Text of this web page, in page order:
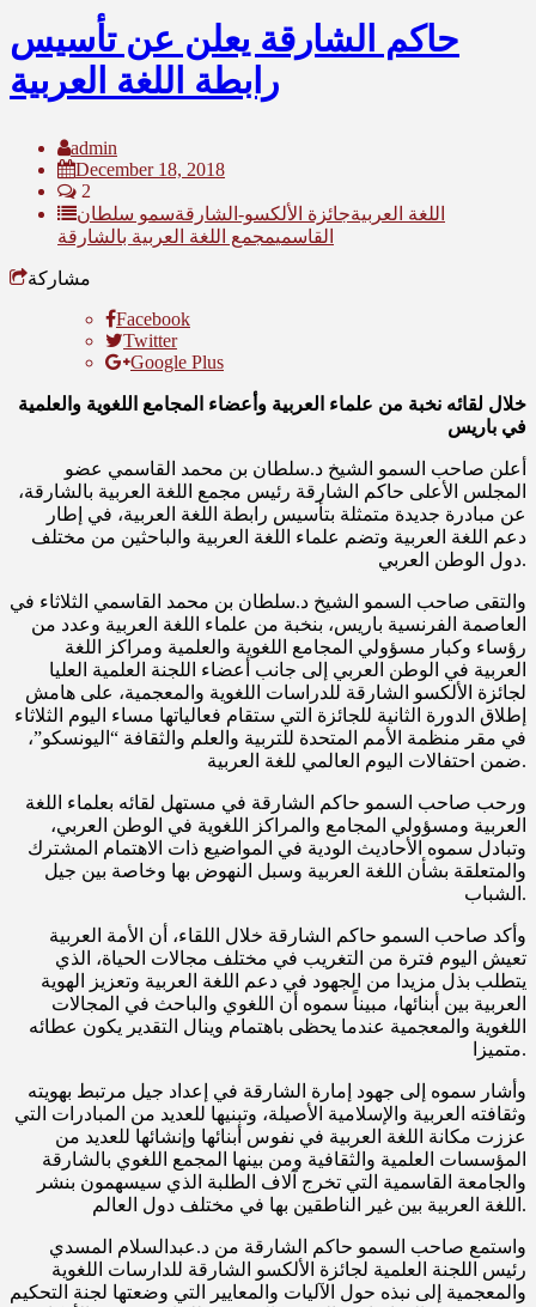
حاكم الشارقة يعلن عن تأسيس
رابطة اللغة العربية
admin
December 18, 2018
2
اللغة العربيةجائزة الألكسو-الشارقةسمو سلطان
القاسميمجمع اللغة العربية بالشارقة
مشاركة
Facebook
Twitter
Google Plus
خلال لقائه نخبة من علماء العربية وأعضاء المجامع اللغوية والعلمية
في باريس
أعلن صاحب السمو الشيخ د.سلطان بن محمد القاسمي عضو
المجلس الأعلى حاكم الشارقة رئيس مجمع اللغة العربية بالشارقة،
عن مبادرة جديدة متمثلة بتأسيس رابطة اللغة العربية، في إطار
دعم اللغة العربية وتضم علماء اللغة العربية والباحثين من مختلف
دول الوطن العربي.
والتقى صاحب السمو الشيخ د.سلطان بن محمد القاسمي الثلاثاء في
العاصمة الفرنسية باريس، بنخبة من علماء اللغة العربية وعدد من
رؤساء وكبار مسؤولي المجامع اللغوية والعلمية ومراكز اللغة
العربية في الوطن العربي إلى جانب أعضاء اللجنة العلمية العليا
لجائزة الألكسو الشارقة للدراسات اللغوية والمعجمية، على هامش
إطلاق الدورة الثانية للجائزة التي ستقام فعالياتها مساء اليوم الثلاثاء
في مقر منظمة الأمم المتحدة للتربية والعلم والثقافة “اليونسكو”،
ضمن احتفالات اليوم العالمي للغة العربية.
ورحب صاحب السمو حاكم الشارقة في مستهل لقائه بعلماء اللغة
العربية ومسؤولي المجامع والمراكز اللغوية في الوطن العربي،
وتبادل سموه الأحاديث الودية في المواضيع ذات الاهتمام المشترك
والمتعلقة بشأن اللغة العربية وسبل النهوض بها وخاصة بين جيل
الشباب.
وأكد صاحب السمو حاكم الشارقة خلال اللقاء، أن الأمة العربية
تعيش اليوم فترة من التغريب في مختلف مجالات الحياة، الذي
يتطلب بذل مزيدا من الجهود في دعم اللغة العربية وتعزيز الهوية
العربية بين أبنائها، مبيناً سموه أن اللغوي والباحث في المجالات
اللغوية والمعجمية عندما يحظى باهتمام وينال التقدير يكون عطائه
متميزا.
وأشار سموه إلى جهود إمارة الشارقة في إعداد جيل مرتبط بهويته
وثقافته العربية والإسلامية الأصيلة، وتبنيها للعديد من المبادرات التي
عززت مكانة اللغة العربية في نفوس أبنائها وإنشائها للعديد من
المؤسسات العلمية والثقافية ومن بينها المجمع اللغوي بالشارقة
والجامعة القاسمية التي تخرج آلاف الطلبة الذي سيسهمون بنشر
اللغة العربية بين غير الناطقين بها في مختلف دول العالم.
واستمع صاحب السمو حاكم الشارقة من د.عبدالسلام المسدي
رئيس اللجنة العلمية لجائزة الألكسو الشارقة للدارسات اللغوية
والمعجمية إلى نبذه حول الآليات والمعايير التي وضعتها لجنة التحكيم